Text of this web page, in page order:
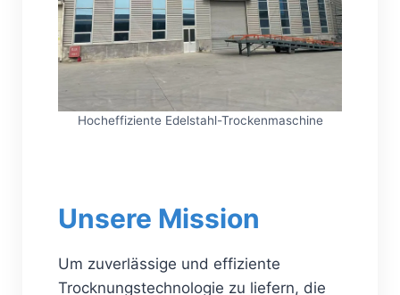
Hocheffiziente Edelstahl-Trockenmaschine
Unsere Mission
Um zuverlässige und effiziente
Trocknungstechnologie zu liefern, die